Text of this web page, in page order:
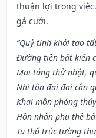
thuận lợi trong
gả cưới.
“Quỷ tinh khởi tạo
Đường tiền bất kiến
Mai táng thử nhật,
Nhi tôn đại đại cận
Khai môn phóng
Hôn nhân phu thê
Tu thổ trúc tường